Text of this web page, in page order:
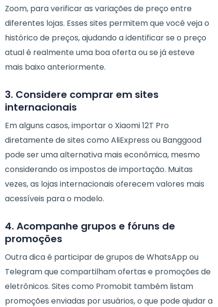
Zoom, para verificar as variações de preço entre
diferentes lojas. Esses sites permitem que você veja o
histórico de preços, ajudando a identificar se o preço
atual é realmente uma boa oferta ou se já esteve
mais baixo anteriormente.
3. Considere comprar em sites
internacionais
Em alguns casos, importar o Xiaomi 12T Pro
diretamente de sites como AliExpress ou Banggood
pode ser uma alternativa mais econômica, mesmo
considerando os impostos de importação. Muitas
vezes, as lojas internacionais oferecem valores mais
acessíveis para o modelo.
4. Acompanhe grupos e fóruns de
promoções
Outra dica é participar de grupos de WhatsApp ou
Telegram que compartilham ofertas e promoções de
eletrônicos. Sites como Promobit também listam
promoções enviadas por usuários, o que pode ajudar a